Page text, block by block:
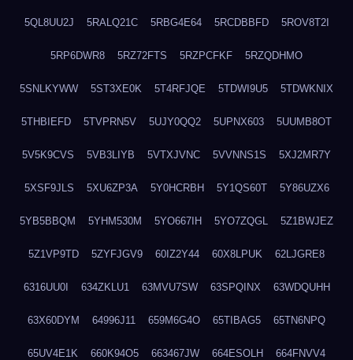
5QL8UU2J 5RALQ21C 5RBG4E64 5RCDBBFD 5ROV8T2I
5RP6DWR8 5RZ72FTS 5RZPCFKF 5RZQDHMO
5SNLKYWW 5ST3XE0K 5T4RFJQE 5TDWI9U5 5TDWKNIX
5THBIEFD 5TVPRN5V 5UJY0QQ2 5UPNX603 5UUMB8OT
5V5K9CVS 5VB3LIYB 5VTXJVNC 5VVNNS1S 5XJ2MR7Y
5XSF9JLS 5XU6ZP3A 5Y0HCRBH 5Y1QS60T 5Y86UZX6
5YB5BBQM 5YHM530M 5YO667IH 5YO7ZQGL 5Z1BWJEZ
5Z1VP9TD 5ZYFJGV9 60IZ2Y44 60X8LPUK 62LJGRE8
6316UU0I 634ZKLU1 63MVU7SW 63SPQINX 63WDQUHH
63X60DYM 64996J11 659M6G4O 65TIBAG5 65TN6NPQ
65UV4E1K 660K94O5 663467JW 664ESOLH 664FNVV4